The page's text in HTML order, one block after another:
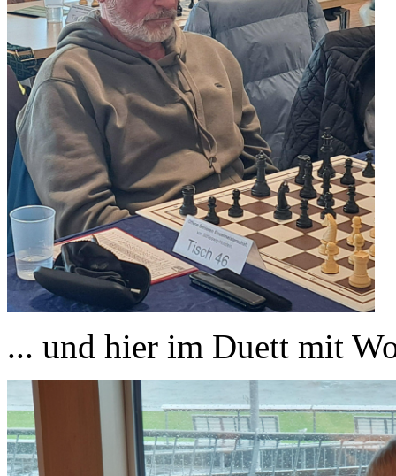
... und hier im Duett mit